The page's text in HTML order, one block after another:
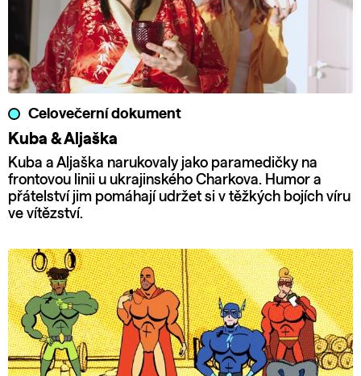
Celovečerní dokument
Kuba & Aljaška
Kuba a Aljaška narukovaly jako paramedičky na
frontovou linii u ukrajinského Charkova. Humor a
přátelství jim pomáhají udržet si v těžkých bojích víru
ve vítězství.